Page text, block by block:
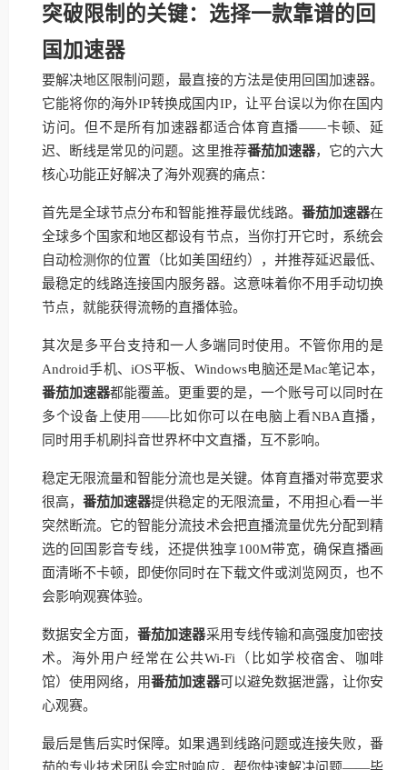
突破限制的关键：选择一款靠谱的回
国加速器
要解决地区限制问题，最直接的方法是使用回国加速器。
它能将你的海外IP转换成国内IP，让平台误以为你在国内
访问。但不是所有加速器都适合体育直播——卡顿、延
迟、断线是常见的问题。这里推荐番茄加速器，它的六大
核心功能正好解决了海外观赛的痛点：
首先是全球节点分布和智能推荐最优线路。 番茄加速器在
全球多个国家和地区都设有节点，当你打开它时，系统会
自动检测你的位置（比如美国纽约），并推荐延迟最低、
最稳定的线路连接国内服务器。这意味着你不用手动切换
节点，就能获得流畅的直播体验。
其次是多平台支持和一人多端同时使用。不管你用的是
Android手机、iOS平板、Windows电脑还是Mac笔记本，
番茄加速器都能覆盖。更重要的是，一个账号可以同时在
多个设备上使用——比如你可以在电脑上看NBA直播，
同时用手机刷抖音世界杯中文直播，互不影响。
稳定无限流量和智能分流也是关键。体育直播对带宽要求
很高，番茄加速器提供稳定的无限流量，不用担心看一半
突然断流。它的智能分流技术会把直播流量优先分配到精
选的回国影音专线，还提供独享100M带宽，确保直播画
面清晰不卡顿，即使你同时在下载文件或浏览网页，也不
会影响观赛体验。
数据安全方面，番茄加速器采用专线传输和高强度加密技
术。海外用户经常在公共Wi-Fi（比如学校宿舍、咖啡
馆）使用网络，用番茄加速器可以避免数据泄露，让你安
心观赛。
最后是售后实时保障。如果遇到线路问题或连接失败，番